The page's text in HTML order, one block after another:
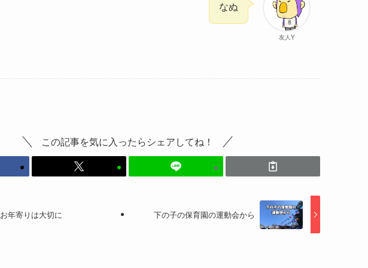
友人Y
なぬ
この記事を気に入ったらシェアしてね！
お年寄りは大切に 下の子の保育園の運動会から